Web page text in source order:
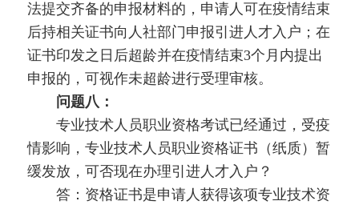
法提交齐备的申报材料的，申请人可在疫情结束
后持相关证书向人社部门申报引进人才入户；在
证书印发之日后超龄并在疫情结束3个月内提出
申报的，可视作未超龄进行受理审核。
问题八：
专业技术人员职业资格考试已经通过，受疫
情影响，专业技术人员职业资格证书（纸质）暂
缓发放，可否现在办理引进人才入户？
答：资格证书是申请人获得该项专业技术资